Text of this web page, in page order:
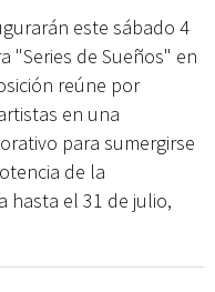
este sábado 4
"Series de Sueños" en
reúne por
en una
para sumergirse
de la
hasta el 31 de julio,